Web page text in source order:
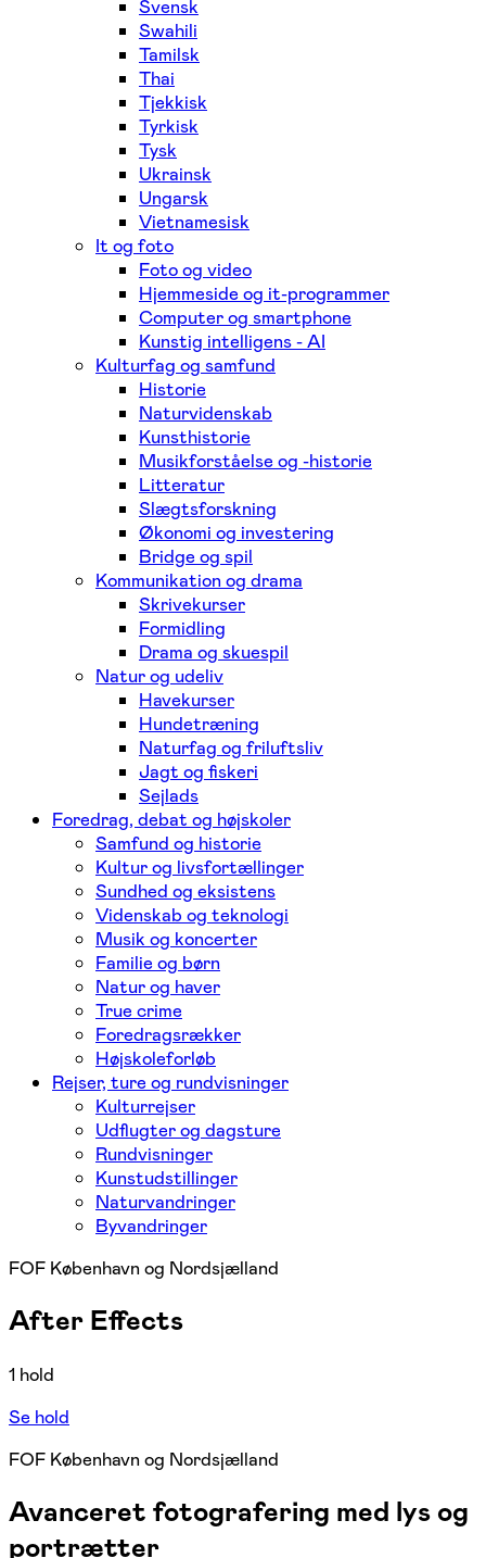
Svensk
Swahili
Tamilsk
Thai
Tjekkisk
Tyrkisk
Tysk
Ukrainsk
Ungarsk
Vietnamesisk
It og foto
Foto og video
Hjemmeside og it-programmer
Computer og smartphone
Kunstig intelligens - AI
Kulturfag og samfund
Historie
Naturvidenskab
Kunsthistorie
Musikforståelse og -historie
Litteratur
Slægtsforskning
Økonomi og investering
Bridge og spil
Kommunikation og drama
Skrivekurser
Formidling
Drama og skuespil
Natur og udeliv
Havekurser
Hundetræning
Naturfag og friluftsliv
Jagt og fiskeri
Sejlads
Foredrag, debat og højskoler
Samfund og historie
Kultur og livsfortællinger
Sundhed og eksistens
Videnskab og teknologi
Musik og koncerter
Familie og børn
Natur og haver
True crime
Foredragsrækker
Højskoleforløb
Rejser, ture og rundvisninger
Kulturrejser
Udflugter og dagsture
Rundvisninger
Kunstudstillinger
Naturvandringer
Byvandringer
FOF København og Nordsjælland
After Effects
1 hold
Se hold
FOF København og Nordsjælland
Avanceret fotografering med lys og
portrætter